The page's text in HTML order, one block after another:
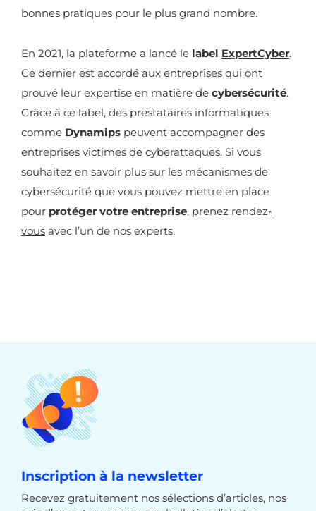
bonnes pratiques pour le plus grand nombre.
En 2021, la plateforme a lancé le label ExpertCyber.
Ce dernier est accordé aux entreprises qui ont
prouvé leur expertise en matière de cybersécurité.
Grâce à ce label, des prestataires informatiques
comme Dynamips peuvent accompagner des
entreprises victimes de cyberattaques. Si vous
souhaitez en savoir plus sur les mécanismes de
cybersécurité que vous pouvez mettre en place
pour protéger votre entreprise, prenez rendez-
vous avec l’un de nos experts.
Inscription à la newsletter
Recevez gratuitement nos sélections d’articles, nos